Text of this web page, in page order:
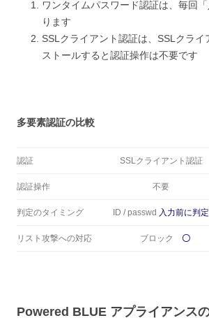
ワンタイムパスワード認証は、毎回
ります
SSLクライアント認証は、SSLクライ
ストールすると認証操作は不要です
多要素認証の比較
認証 SSLクライアント認証
認証操作 不要
判定のタイミング ID / passwd 入力前に判定
リスト攻撃への対応 ブロック 〇
Powered BLUE アプライアンス